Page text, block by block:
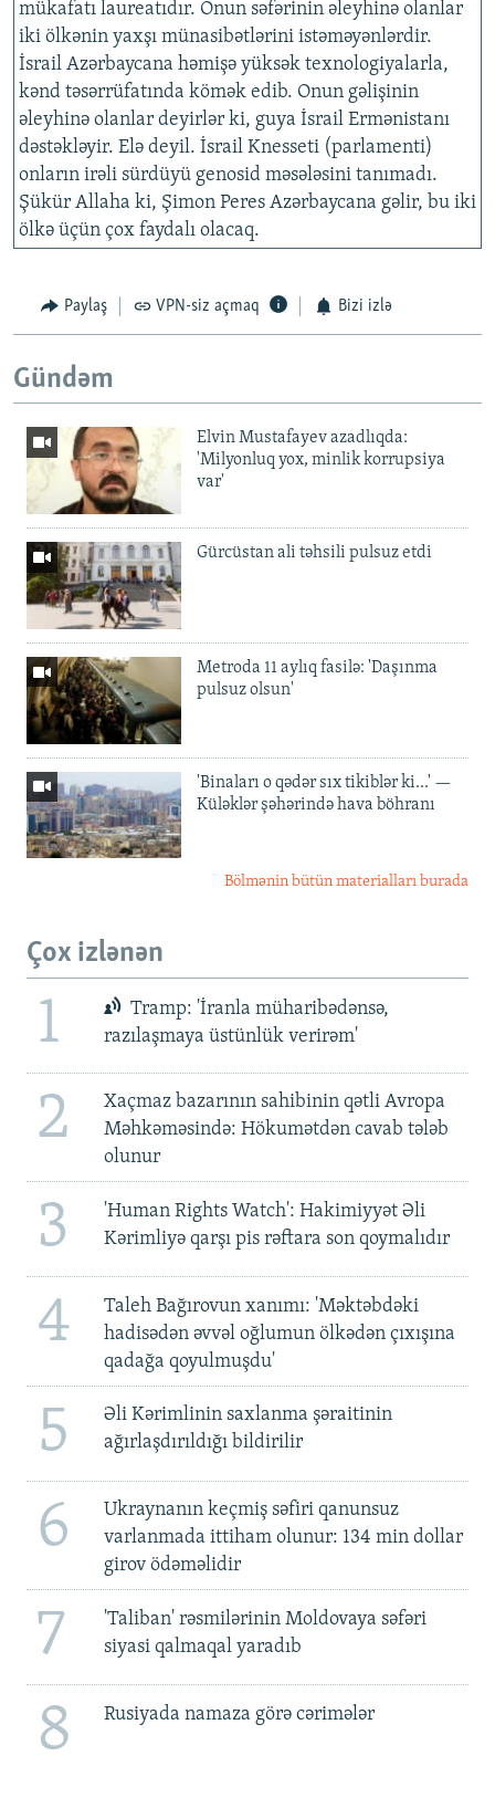
mükafatı laureatıdır. Onun səfərinin əleyhinə olanlar
iki ölkənin yaxşı münasibətlərini istəməyənlərdir.
İsrail Azərbaycana həmişə yüksək texnologiyalarla,
kənd təsərrüfatında kömək edib. Onun gəlişinin
əleyhinə olanlar deyirlər ki, guya İsrail Ermənistanı
dəstəkləyir. Elə deyil. İsrail Knesseti (parlamenti)
onların irəli sürdüyü genosid məsələsini tanımadı.
Şükür Allaha ki, Şimon Peres Azərbaycana gəlir, bu iki
ölkə üçün çox faydalı olacaq.
Paylaş VPN-siz açmaq Bizi izlə
Gündəm
Elvin Mustafayev azadlıqda:
'Milyonluq yox, minlik korrupsiya
var'
Gürcüstan ali təhsili pulsuz etdi
Metroda 11 aylıq fasilə: 'Daşınma
pulsuz olsun'
'Binaları o qədər sıx tikiblər ki...' —
Küləklər şəhərində hava böhranı
Bölmənin bütün materialları burada
Çox izlənən
1
Tramp: 'İranla müharibədənsə,
razılaşmaya üstünlük verirəm'
2
Xaçmaz bazarının sahibinin qətli Avropa
Məhkəməsində: Hökumətdən cavab tələb
olunur
3
'Human Rights Watch': Hakimiyyət Əli
Kərimliyə qarşı pis rəftara son qoymalıdır
4
Taleh Bağırovun xanımı: 'Məktəbdəki
hadisədən əvvəl oğlumun ölkədən çıxışına
qadağa qoyulmuşdu'
5
Əli Kərimlinin saxlanma şəraitinin
ağırlaşdırıldığı bildirilir
6
Ukraynanın keçmiş səfiri qanunsuz
varlanmada ittiham olunur: 134 min dollar
girov ödəməlidir
7
'Taliban' rəsmilərinin Moldovaya səfəri
siyasi qalmaqal yaradıb
8 Rusiyada namaza görə cərimələr